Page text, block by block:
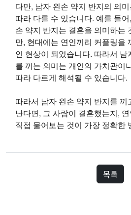
다만, 남자 왼손 약지 반지의 의
따라 다를 수 있습니다. 예를 들
손 약지 반지는 결혼을 의미하는
만, 현대에는 연인끼리 커플링을
인 현상이 되었습니다. 따라서 남
를 끼는 의미는 개인의 가치관이
따라 다르게 해석될 수 있습니다.
따라서 남자 왼손 약지 반지를 끼
난다면, 그 사람이 결혼했는지,
직접 물어보는 것이 가장 정확한
목록